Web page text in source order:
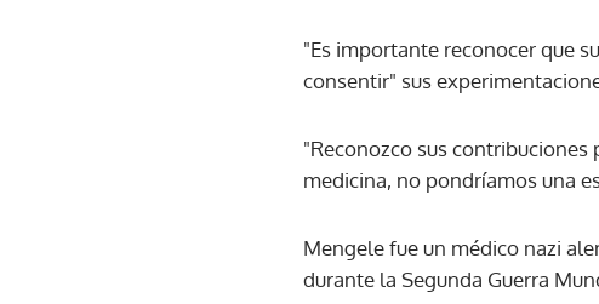
"Es importante reconocer que
consentir" sus
"Reconozco sus
medicina, no pondríamos una
Mengele fue un médico nazi
durante la Segunda Guerra